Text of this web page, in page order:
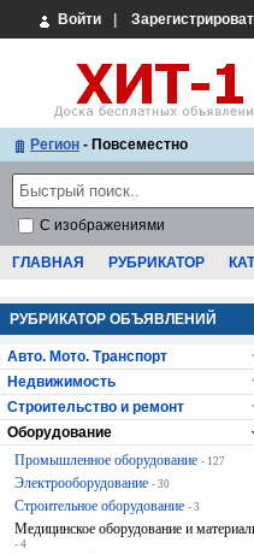
Войти
Регион - Повсеместно
С изображениями
ГЛАВНАЯ РУБРИКАТОР
РУБРИКАТОР ОБЪЯВЛЕНИЙ
Авто. Мото. Транспорт
Недвижимость
Строительство и ремонт
Оборудование
Промышленное оборудование - 127
Электрооборудование - 30
Строительное оборудование - 3
Медицинское оборудование и
- 4